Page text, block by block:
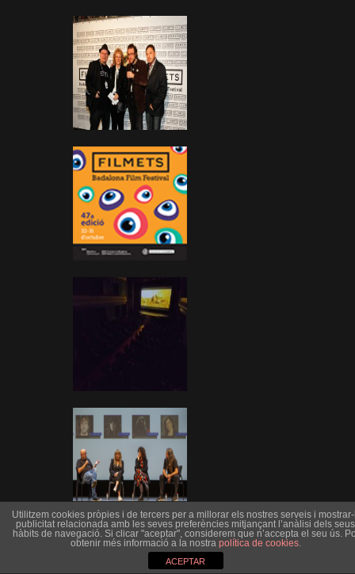
Utilitzem cookies pròpies i de tercers per a millorar els nostres serveis i
publicitat relacionada amb les seves preferències mitjançant l’anàlisi dels seus
hàbits de navegació. Si clicar "aceptar", considerem que n’accepta el seu ús.
obtenir més informació a la nostra política de cookies.
ACEPTAR